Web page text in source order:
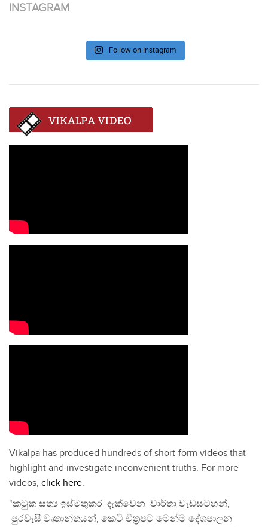
INSTAGRAM
Follow on Instagram
Vikalpa has produced hundreds of short-form videos that
highlight and investigate inconvenient truths. For more
videos, click here.
"කටුක සත්‍ය ඉස්මතුකර දැක්වෙන වාර්තා වැඩසටහන්,
පුරවැසි වෘතාන්තයන්, කෙටි චිත්‍රපට මෙන්ම දේශපාලන